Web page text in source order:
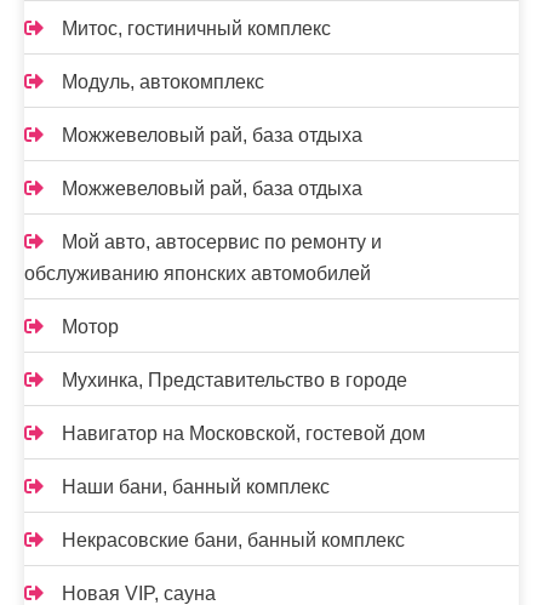
Митос, гостиничный комплекс
Модуль, автокомплекс
Можжевеловый рай, база отдыха
Можжевеловый рай, база отдыха
Мой авто, автосервис по ремонту и
обслуживанию японских автомобилей
Мотор
Мухинка, Представительство в городе
Навигатор на Московской, гостевой дом
Наши бани, банный комплекс
Некрасовские бани, банный комплекс
Новая VIP, сауна